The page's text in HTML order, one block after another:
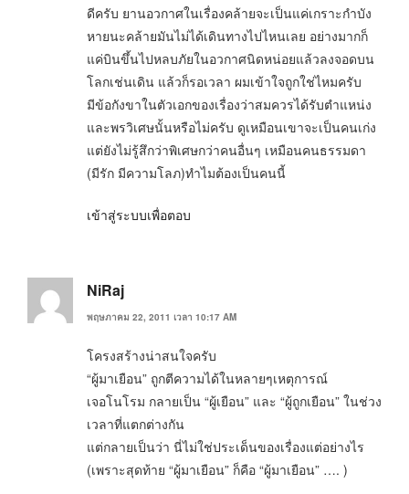
ดีครับ ยานอวกาศในเรื่องคล้ายจะเป็นแค่เกราะกำบัง
หายนะคล้ายมันไม่ได้เดินทางไปไหนเลย อย่างมากก็
แค่บินขึ้นไปหลบภัยในอวกาศนิดหน่อยแล้วลงจอดบน
โลกเช่นเดิน แล้วก็รอเวลา ผมเข้าใจถูกใช่ไหมครับ
มีข้อกังขาในตัวเอกของเรื่องว่าสมควรได้รับตำแหน่ง
และพรวิเศษนั้นหรือไม่ครับ ดูเหมือนเขาจะเป็นคนเก่ง
แต่ยังไม่รู้สึกว่าพิเศษกว่าคนอื่นๆ เหมือนคนธรรมดา
(มีรัก มีความโลภ)ทำไมต้องเป็นคนนี้
เข้าสู่ระบบเพื่อตอบ
NiRaj
พฤษภาคม 22, 2011 เวลา 10:17 AM
โครงสร้างน่าสนใจครับ
“ผู้มาเยือน” ถูกตีความได้ในหลายๆเหตุการณ์
เจอโนโรม กลายเป็น “ผู้เยือน” และ “ผู้ถูกเยือน” ในช่วง
เวลาที่แตกต่างกัน
แต่กลายเป็นว่า นี่ไม่ใช่ประเด็นของเรื่องแต่อย่างไร
(เพราะสุดท้าย “ผู้มาเยือน” ก็คือ “ผู้มาเยือน” …. )